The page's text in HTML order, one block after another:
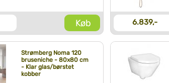
Køb 6.839,-
Strømberg Noma 120
bruseniche - 80x80 cm
- Klar glas/børstet
kobber